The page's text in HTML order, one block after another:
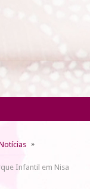
Infantil em Nisa